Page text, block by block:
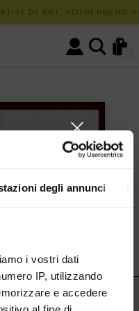
degli annunci
i vostri dati
IP, utilizzando
e accedere
DI BRT, POTREBBERO
0
SOLO PRESSO I